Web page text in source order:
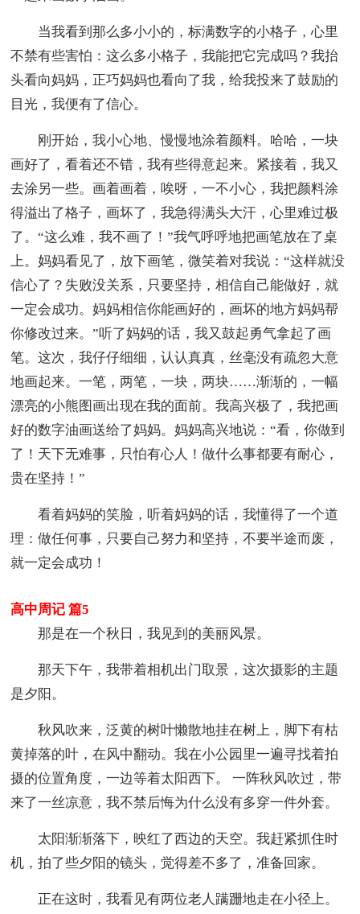
当我看到那么多小小的，标满数字的小格子，心里
不禁有些害怕：这么多小格子，我能把它完成吗？我抬
头看向妈妈，正巧妈妈也看向了我，给我投来了鼓励的
目光，我便有了信心。
刚开始，我小心地、慢慢地涂着颜料。哈哈，一块
画好了，看着还不错，我有些得意起来。紧接着，我又
去涂另一些。画着画着，唉呀，一不小心，我把颜料涂
得溢出了格子，画坏了，我急得满头大汗，心里难过极
了。“这么难，我不画了！”我气呼呼地把画笔放在了桌
上。妈妈看见了，放下画笔，微笑着对我说：“这样就没
信心了？失败没关系，只要坚持，相信自己能做好，就
一定会成功。妈妈相信你能画好的，画坏的地方妈妈帮
你修改过来。”听了妈妈的话，我又鼓起勇气拿起了画
笔。这次，我仔仔细细，认认真真，丝毫没有疏忽大意
地画起来。一笔，两笔，一块，两块……渐渐的，一幅
漂亮的小熊图画出现在我的面前。我高兴极了，我把画
好的数字油画送给了妈妈。妈妈高兴地说：“看，你做到
了！天下无难事，只怕有心人！做什么事都要有耐心，
贵在坚持！”
看着妈妈的笑脸，听着妈妈的话，我懂得了一个道
理：做任何事，只要自己努力和坚持，不要半途而废，
就一定会成功！
高中周记 篇5
那是在一个秋日，我见到的美丽风景。
那天下午，我带着相机出门取景，这次摄影的主题
是夕阳。
秋风吹来，泛黄的树叶懒散地挂在树上，脚下有枯
黄掉落的叶，在风中翻动。我在小公园里一遍寻找着拍
摄的位置角度，一边等着太阳西下。 一阵秋风吹过，带
来了一丝凉意，我不禁后悔为什么没有多穿一件外套。
太阳渐渐落下，映红了西边的天空。我赶紧抓住时
机，拍了些夕阳的镜头，觉得差不多了，准备回家。
正在这时，我看见有两位老人蹒跚地走在小径上。